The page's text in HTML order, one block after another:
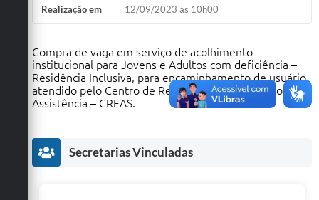
Sistema de Protocolo
Poupatempo
Fala.BR
Listagem dos CEPs de Vinhedo
Contratos
Realização em 12/09/2023 às 10h00
Compra de vaga em serviço de acolhimento
institucional para Jovens e Adultos com deficiência –
Residência Inclusiva, para encaminhamento de usuário
atendido pelo Centro de Referência Especializado de
Assistência – CREAS.
Secretarias Vinculadas